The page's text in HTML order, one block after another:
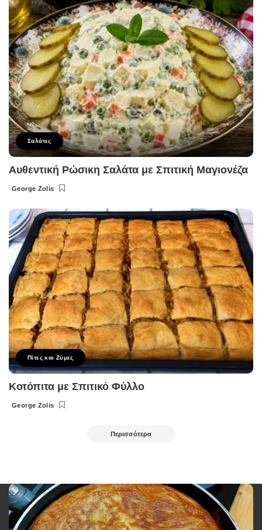
Σαλάτες
Αυθεντική Ρώσικη Σαλάτα με Σπιτική Μαγιονέζα
Posted
George Zolis
Πίτες και Ζύμες
Κοτόπιτα με Σπιτικό Φύλλο
Posted
George Zolis
Περισσότερα